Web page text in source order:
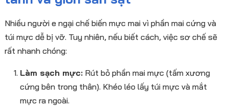
Nhiều người e ngại chế biến mực mai vì phần mai cứng và
túi mực dễ bị vỡ. Tuy nhiên, nếu biết cách, việc sơ chế sẽ
rất nhanh chóng:
Làm sạch mực:Rút bỏ phần mai mực (tấm xương
cứng bên trong thân). Khéo léo lấy túi mực và mắt
mực ra ngoài.